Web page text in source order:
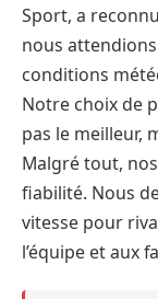
Sport, a
nous
conditions
Notre choix de
pas le meilleur,
Malgré tout,
fiabilité. Nous
vitesse pour
l’équipe et aux